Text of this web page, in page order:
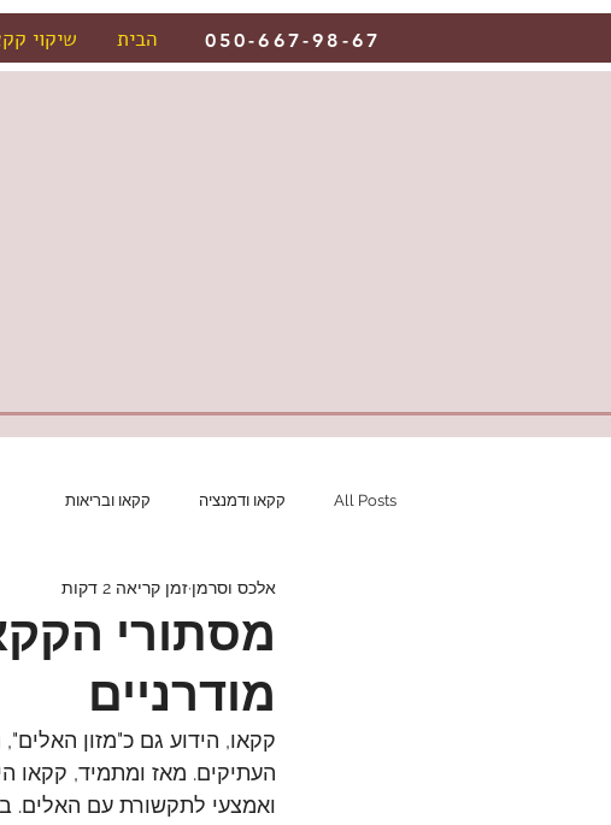
הבית שיקוי 050-667-98-67
All Posts קקאו ודמנציה קקאו ובריאות
מסתורי
מודרניים
אלכס וסרמן זמן קריאה 2 דקות
קקאו, הידוע גם כ"מזון
העתיקים. מאז ומתמיד, קקאו
ואמצעי לתקשורת עם האלים.